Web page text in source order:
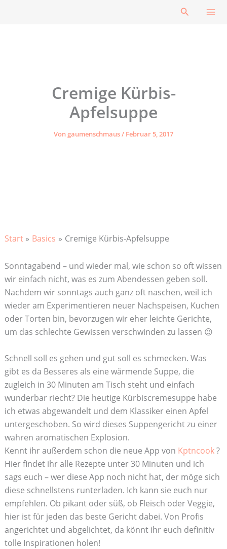
Suchen
Cremige Kürbis-
Apfelsuppe
Vongaumenschmaus/ Februar 5, 2017
Start Basics Cremige Kürbis-Apfelsuppe
Sonntagabend – und wieder mal, wie schon so oft wissen
wir einfach nicht, was es zum Abendessen geben soll.
Nachdem wir sonntags auch ganz oft naschen, weil ich
wieder am Experimentieren neuer Nachspeisen, Kuchen
oder Torten bin, bevorzugen wir eher leichte Gerichte,
um das schlechte Gewissen verschwinden zu lassen 😉
Schnell soll es gehen und gut soll es schmecken. Was
gibt es da Besseres als eine wärmende Suppe, die
zugleich in 30 Minuten am Tisch steht und einfach
wunderbar riecht? Die heutige Kürbiscremesuppe habe
ich etwas abgewandelt und dem Klassiker einen Apfel
untergeschoben. So wird dieses Suppengericht zu einer
wahren aromatischen Explosion.
Kennt ihr außerdem schon die neue App von Kptncook?
Hier findet ihr alle Rezepte unter 30 Minuten und ich
sags euch – wer diese App noch nicht hat, der möge sich
diese schnellstens runterladen. Ich kann sie euch nur
empfehlen. Ob pikant oder süß, ob Fleisch oder Veggie,
hier ist für jeden das beste Gericht dabei. Von Profis
angerichtet und abgelichtet, da könnt ihr euch definitiv
tolle Inspirationen holen!